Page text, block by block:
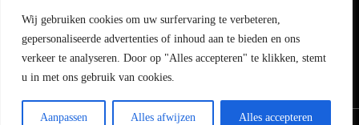
Wij gebruiken cookies om uw surfervaring te verbeteren,
gepersonaliseerde advertenties of inhoud aan te bieden en ons
verkeer te analyseren. Door op "Alles accepteren" te klikken, stemt
u in met ons gebruik van cookies.
Aanpassen Alles afwijzen Alles accepteren
Je kan ons ook vinden op
Copyright© 2026 B&B Schaufeli
Algemene voorwaarden